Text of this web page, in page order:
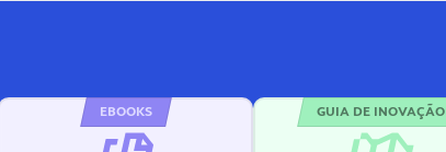
EBOOKS GUIA DE INOVAÇÃO